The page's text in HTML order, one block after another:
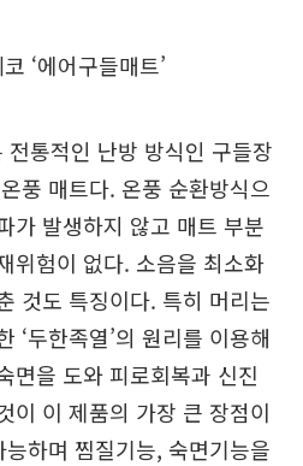
‘에어구들매트’
통적인 난방 방식인 구들장
풍 매트다. 온풍 순환방식으
가 발생하지 않고 매트 부분
위험이 없다. 소음을 최소화
것도 특징이다. 특히 머리는
‘두한족열’의 원리를 이용해
면을 도와 피로회복과 신진
이 이 제품의 가장 큰 장점이
하며 찜질기능, 숙면기능을